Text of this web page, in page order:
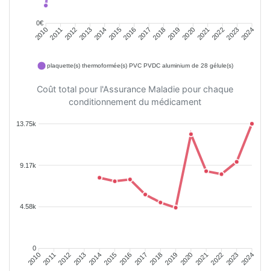
0€
201020112012201320142015201620172018201920202021202220232024
plaquette(s) thermoformée(s) PVC PVDC aluminium de 28 gélule(s)
Coût total pour l'Assurance Maladie pour chaque
conditionnement du médicament
13.75k
9.17k
4.58k
0
2010201120122013 20142015 2016 2017 20182019 2020 202120222023 2024